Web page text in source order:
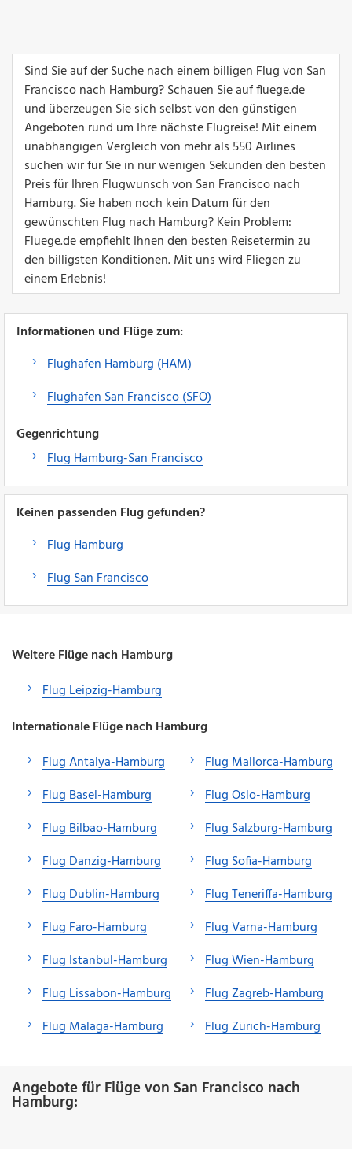
Sind Sie auf der Suche nach einem billigen Flug von San
Francisco nach Hamburg? Schauen Sie auf fluege.de
und überzeugen Sie sich selbst von den günstigen
Angeboten rund um Ihre nächste Flugreise! Mit einem
unabhängigen Vergleich von mehr als 550 Airlines
suchen wir für Sie in nur wenigen Sekunden den besten
Preis für Ihren Flugwunsch von San Francisco nach
Hamburg. Sie haben noch kein Datum für den
gewünschten Flug nach Hamburg? Kein Problem:
Fluege.de empfiehlt Ihnen den besten Reisetermin zu
den billigsten Konditionen. Mit uns wird Fliegen zu
einem Erlebnis!
Informationen und Flüge zum:
Flughafen Hamburg (HAM)
Flughafen San Francisco (SFO)
Gegenrichtung
Flug Hamburg-San Francisco
Keinen passenden Flug gefunden?
Flug Hamburg
Flug San Francisco
Weitere Flüge nach Hamburg
Flug Leipzig-Hamburg
Internationale Flüge nach Hamburg
Flug Antalya-Hamburg
Flug Basel-Hamburg
Flug Bilbao-Hamburg
Flug Danzig-Hamburg
Flug Dublin-Hamburg
Flug Faro-Hamburg
Flug Istanbul-Hamburg
Flug Lissabon-Hamburg
Flug Malaga-Hamburg
Flug Mallorca-Hamburg
Flug Oslo-Hamburg
Flug Salzburg-Hamburg
Flug Sofia-Hamburg
Flug Teneriffa-Hamburg
Flug Varna-Hamburg
Flug Wien-Hamburg
Flug Zagreb-Hamburg
Flug Zürich-Hamburg
Angebote für Flüge von San Francisco nach
Hamburg: